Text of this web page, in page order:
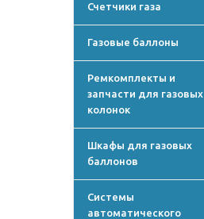
Счетчики газа
Газовые баллоны
Ремкомплекты и
запчасти для газовых
колонок
Шкафы для газовых
баллонов
Системы
автоматического